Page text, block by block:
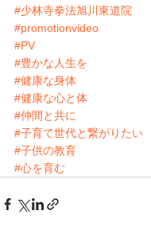
#少林寺拳法旭川東道院
#promotionvideo
#PV
#豊かな人生を
#健康な身体
#健康な心と体
#仲間と共に
#子育て世代と繋がりたい
#子供の教育
#心を育む